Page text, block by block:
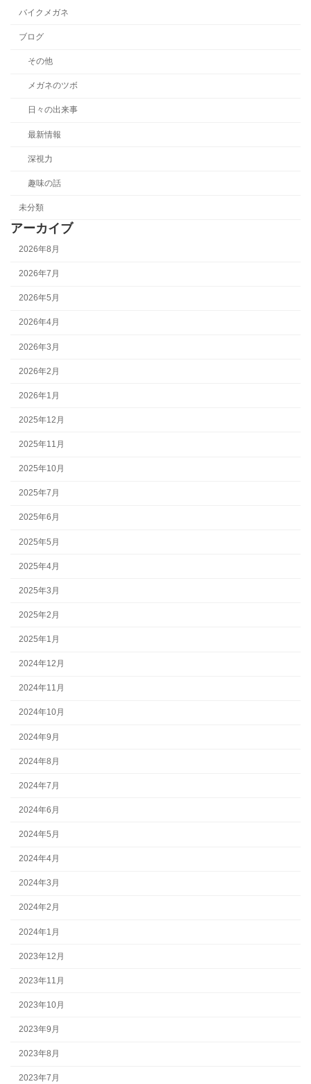
バイクメガネ
ブログ
その他
メガネのツボ
日々の出来事
最新情報
深視力
趣味の話
未分類
アーカイブ
2026年8月
2026年7月
2026年5月
2026年4月
2026年3月
2026年2月
2026年1月
2025年12月
2025年11月
2025年10月
2025年7月
2025年6月
2025年5月
2025年4月
2025年3月
2025年2月
2025年1月
2024年12月
2024年11月
2024年10月
2024年9月
2024年8月
2024年7月
2024年6月
2024年5月
2024年4月
2024年3月
2024年2月
2024年1月
2023年12月
2023年11月
2023年10月
2023年9月
2023年8月
2023年7月